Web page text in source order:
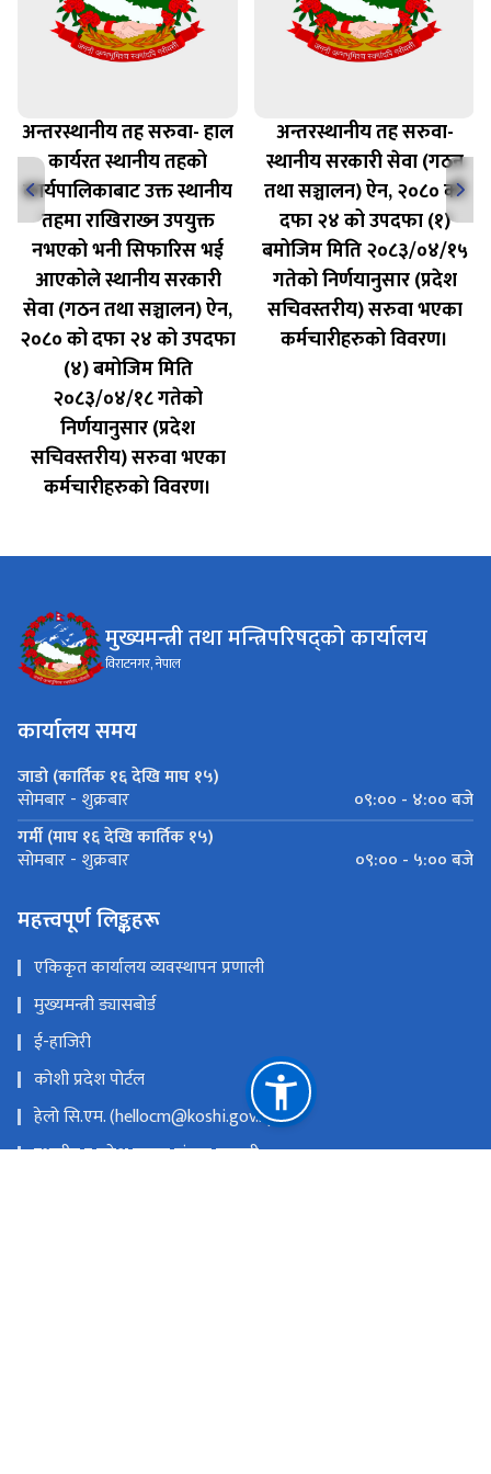
अन्तरस्थानीय तह सरुवा- हाल
कार्यरत स्थानीय तहको
कार्यपालिकाबाट उक्त स्थानीय
तहमा राखिराख्‍न उपयुक्त
नभएको भनी सिफारिस भई
आएकोले स्थानीय सरकारी
सेवा (गठन तथा सञ्चालन) ऐन,
२०८० को दफा २४ को उपदफा
(४) बमोजिम मिति
२०८३/०४/१८ गतेको
निर्णयानुसार (प्रदेश
सचिवस्तरीय) सरुवा भएका
कर्मचारीहरुको विवरण।
अन्तरस्थानीय तह सरुवा-
स्थानीय सरकारी सेवा (गठन
तथा सञ्चालन) ऐन, २०८० को
दफा २४ को उपदफा (१)
बमोजिम मिति २०८३/०४/१५
गतेको निर्णयानुसार (प्रदेश
सचिवस्तरीय) सरुवा भएका
कर्मचारीहरुको विवरण।
मुख्यमन्त्री तथा मन्त्रिपरिषद्को कार्यालय
विराटनगर, नेपाल
कार्यालय समय
जाडो (कार्तिक १६ देखि माघ १५)
सोमबार - शुक्रबार
०९:०० - ४:०० बजे
गर्मी (माघ १६ देखि कार्तिक १५)
सोमबार - शुक्रबार ०९:०० - ५:०० बजे
महत्त्वपूर्ण लिङ्कहरू
एकिकृत कार्यालय व्यवस्थापन प्रणाली
मुख्यमन्त्री ड्यासबोर्ड
ई-हाजिरी
कोशी प्रदेश पोर्टल
हेलो सि.एम. (hellocm@koshi.gov.np)
स्थानीय र प्रदेश सुचना संयन्त्र प्रणाली